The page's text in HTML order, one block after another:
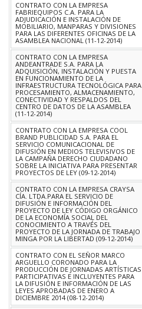
CONTRATO CON LA EMPRESA
FABRIEQUIPOS C.A. PARA LA
ADJUDICACIÓN E INSTALACIÓN DE
MOBILIARIO, MANPARAS Y DIVISIONES
PARA LAS DIFERENTES OFICINAS DE LA
ASAMBLEA NACIONAL (11-12-2014)
CONTRATO CON LA EMPRESA
ANDEANTRADE S.A. PARA LA
ADQUISICIÓN, INSTALACIÓN Y PUESTA
EN FUNCIONAMIENTO DE LA
INFRAESTRUCTURA TECNOLÓGICA PARA
PROCESAMIENTO, ALMACENAMIENTO,
CONECTIVIDAD Y RESPALDOS DEL
CENTRO DE DATOS DE LA ASAMBLEA
(11-12-2014)
CONTRATO CON LA EMPRESA COOL
BRAND PUBLICIDAD S.A. PARA EL
SERVICIO COMUNICACIONAL DE
DIFUSIÓN EN MEDIOS TELEVISIVOS DE
LA CAMPAÑA DERECHO CIUDADANO
SOBRE LA INICIATIVA PARA PRESENTAR
PROYECTOS DE LEY (09-12-2014)
CONTRATO CON LA EMPRESA CRAYSA
CÍA. LTDA.PARA EL SERVICIO DE
DIFUSIÓN E INFORMACIÓN DEL
PROYECTO DE LEY CÓDIGO ORGÁNICO
DE LA ECONOMÍA SOCIAL DEL
CONOCIMIENTO A TRAVÉS DEL
PROYECTO DE LA JORNADA DE TRABAJO
MINGA POR LA LIBERTAD (09-12-2014)
CONTRATO CON EL SEÑOR MARCO
ARGUELLO CORONADO PARA LA
PRODUCCIÓN DE JORNADAS ARTÍSTICAS
PARTICIPATIVAS E INCLUYENTES PARA
LA DIFUSIÓN E INFORMACIÓN DE LAS
LEYES APROBADAS DE ENERO A
DICIEMBRE 2014 (08-12-2014)